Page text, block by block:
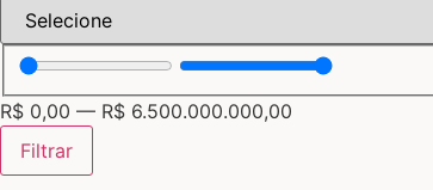
R$ 0,00 — R$ 6.500.000.000,00
Filtrar